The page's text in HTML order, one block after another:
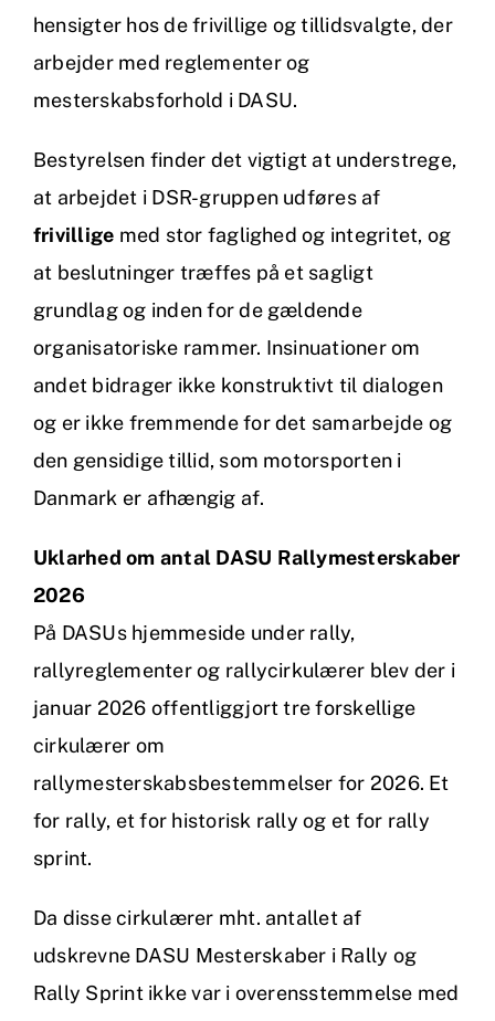
hensigter hos de frivillige og tillidsvalgte, der
arbejder med reglementer og
mesterskabsforhold i DASU.
Bestyrelsen finder det vigtigt at understrege,
at arbejdet i DSR-gruppen udføres af
frivillige med stor faglighed og integritet, og
at beslutninger træffes på et sagligt
grundlag og inden for de gældende
organisatoriske rammer. Insinuationer om
andet bidrager ikke konstruktivt til dialogen
og er ikke fremmende for det samarbejde og
den gensidige tillid, som motorsporten i
Danmark er afhængig af.
Uklarhed om antal DASU Rallymesterskaber
2026
På DASUs hjemmeside under rally,
rallyreglementer og rallycirkulærer blev der i
januar 2026 offentliggjort tre forskellige
cirkulærer om
rallymesterskabsbestemmelser for 2026. Et
for rally, et for historisk rally og et for rally
sprint.
Da disse cirkulærer mht. antallet af
udskrevne DASU Mesterskaber i Rally og
Rally Sprint ikke var i overensstemmelse med